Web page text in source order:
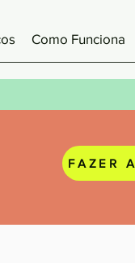
Como Funciona
FAZER